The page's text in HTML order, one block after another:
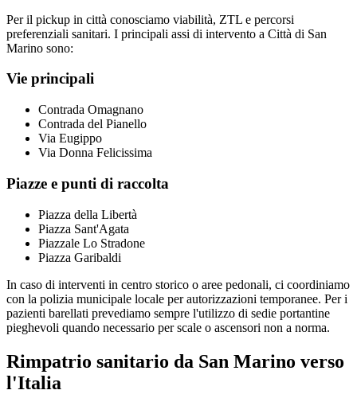
Per il pickup in città conosciamo viabilità, ZTL e percorsi
preferenziali sanitari. I principali assi di intervento a Città di San
Marino sono:
Vie principali
Contrada Omagnano
Contrada del Pianello
Via Eugippo
Via Donna Felicissima
Piazze e punti di raccolta
Piazza della Libertà
Piazza Sant'Agata
Piazzale Lo Stradone
Piazza Garibaldi
In caso di interventi in centro storico o aree pedonali, ci coordiniamo
con la polizia municipale locale per autorizzazioni temporanee. Per i
pazienti barellati prevediamo sempre l'utilizzo di sedie portantine
pieghevoli quando necessario per scale o ascensori non a norma.
Rimpatrio sanitario da San Marino verso
l'Italia